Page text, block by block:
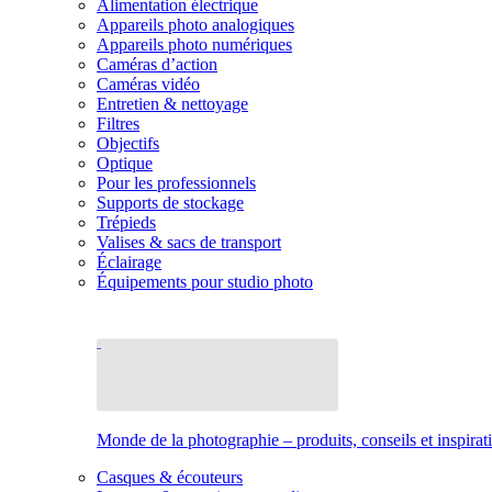
Alimentation électrique
Appareils photo analogiques
Appareils photo numériques
Caméras d’action
Caméras vidéo
Entretien & nettoyage
Filtres
Objectifs
Optique
Pour les professionnels
Supports de stockage
Trépieds
Valises & sacs de transport
Éclairage
Équipements pour studio photo
Monde de la photographie – produits, conseils et
Casques & écouteurs